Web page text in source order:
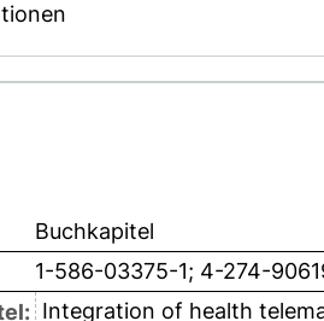
Buchkapitel
1-586-03375-1; 4-274-
Integration of health